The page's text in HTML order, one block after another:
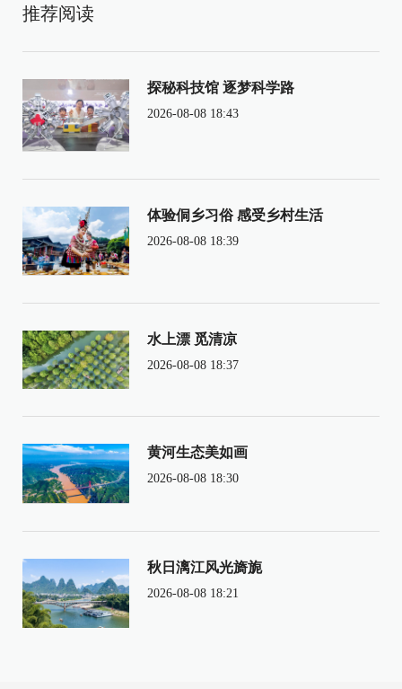
推荐阅读
探秘科技馆 逐梦科学路
2026-08-08 18:43
体验侗乡习俗 感受乡村生活
2026-08-08 18:39
水上漂 觅清凉
2026-08-08 18:37
黄河生态美如画
2026-08-08 18:30
秋日漓江风光旖旎
2026-08-08 18:21